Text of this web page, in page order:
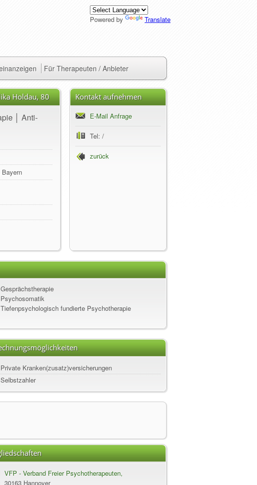
Powered by Translate
Für Therapeuten / Anbieter
Holdau, 80
│ Anti-
Bayern
Kontakt aufnehmen
E-Mail Anfrage
Tel: /
zurück
Gesprächstherapie
Psychosomatik
Tiefenpsychologisch fundierte Psychotherapie
Private Kranken(zusatz)versicherungen
Selbstzahler
VFP - Verband Freier Psychotherapeuten,
Heilpraktiker für Psychotherapie und
30163 Hannover